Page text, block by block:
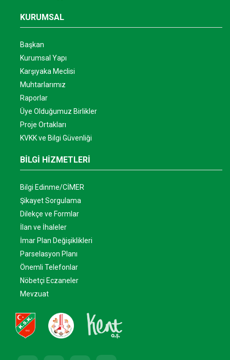
KURUMSAL
Başkan
Kurumsal Yapı
Karşıyaka Meclisi
Muhtarlarımız
Raporlar
Üye Olduğumuz Birlikler
Proje Ortakları
KVKK ve Bilgi Güvenliği
BİLGİ HİZMETLERİ
Bilgi Edinme/CİMER
Şikayet Sorgulama
Dilekçe ve Formlar
İlan ve İhaleler
İmar Plan Değişiklikleri
Parselasyon Planı
Önemli Telefonlar
Nöbetçi Eczaneler
Mevzuat